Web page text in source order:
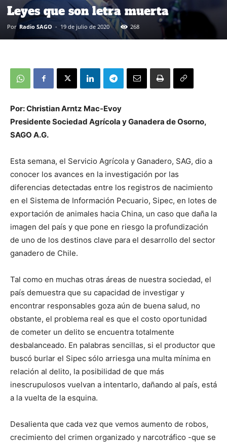
Leyes que son letra muerta
Por Radio SAGO - 19 de julio de 2020 268
Por:Christian Arntz Mac-Evoy
Presidente Sociedad Agrícola y Ganadera de Osorno,
SAGO A.G.
Esta semana, el Servicio Agrícola y Ganadero, SAG, dio a
conocer los avances en la investigación por las
diferencias detectadas entre los registros de nacimiento
en el Sistema de Información Pecuario, Sipec, en lotes de
exportación de animales hacia China, un caso que daña la
imagen del país y que pone en riesgo la profundización
de uno de los destinos clave para el desarrollo del sector
ganadero de Chile.
Tal como en muchas otras áreas de nuestra sociedad, el
país demuestra que su capacidad de investigar y
encontrar responsables goza aún de buena salud, no
obstante, el problema real es que el costo oportunidad
de cometer un delito se encuentra totalmente
desbalanceado. En palabras sencillas, si el productor que
buscó burlar el Sipec sólo arriesga una multa mínima en
relación al delito, la posibilidad de que más
inescrupulosos vuelvan a intentarlo, dañando al país, está
a la vuelta de la esquina.
Desalienta que cada vez que vemos aumento de robos,
crecimiento del crimen organizado y narcotráfico -que se